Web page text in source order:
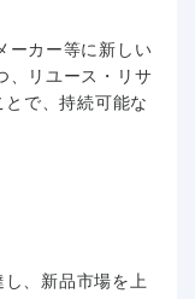
ーカー等に新しい
、リユース・リサ
で、持続可能な
、新品市場を上